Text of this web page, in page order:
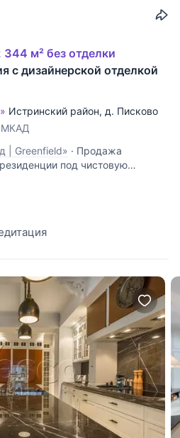
м² без отделки
с дизайнерской отделкой
Истринский район, д. Писково
МКАД
| Greenfield» · Продажа
под чистовую
зона отдыха (планировалось
помещение под
кухня, гостевой